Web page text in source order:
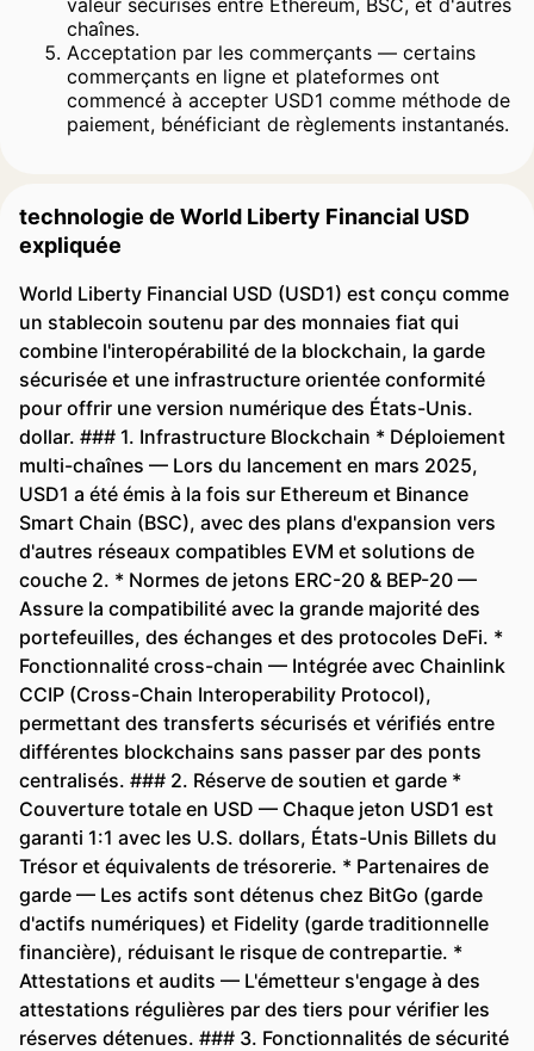
valeur sécurisés entre Ethereum, BSC, et d'autres
chaînes.
Acceptation par les commerçants — certains
commerçants en ligne et plateformes ont
commencé à accepter USD1 comme méthode de
paiement, bénéficiant de règlements instantanés.
technologie de World Liberty Financial USD
expliquée
World Liberty Financial USD (USD1) est conçu comme
un stablecoin soutenu par des monnaies fiat qui
combine l'interopérabilité de la blockchain, la garde
sécurisée et une infrastructure orientée conformité
pour offrir une version numérique des États-Unis.
dollar. ### 1. Infrastructure Blockchain * Déploiement
multi-chaînes — Lors du lancement en mars 2025,
USD1 a été émis à la fois sur Ethereum et Binance
Smart Chain (BSC), avec des plans d'expansion vers
d'autres réseaux compatibles EVM et solutions de
couche 2. * Normes de jetons ERC-20 & BEP-20 —
Assure la compatibilité avec la grande majorité des
portefeuilles, des échanges et des protocoles DeFi. *
Fonctionnalité cross-chain — Intégrée avec Chainlink
CCIP (Cross-Chain Interoperability Protocol),
permettant des transferts sécurisés et vérifiés entre
différentes blockchains sans passer par des ponts
centralisés. ### 2. Réserve de soutien et garde *
Couverture totale en USD — Chaque jeton USD1 est
garanti 1:1 avec les U.S. dollars, États-Unis Billets du
Trésor et équivalents de trésorerie. * Partenaires de
garde — Les actifs sont détenus chez BitGo (garde
d'actifs numériques) et Fidelity (garde traditionnelle
financière), réduisant le risque de contrepartie. *
Attestations et audits — L'émetteur s'engage à des
attestations régulières par des tiers pour vérifier les
réserves détenues. ### 3. Fonctionnalités de sécurité